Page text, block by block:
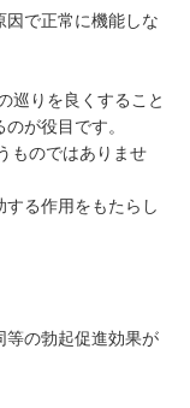
因で正常に機能しな
巡りを良くすること
が役目です。
ものではありませ
る作用をもたらし
等の勃起促進効果が